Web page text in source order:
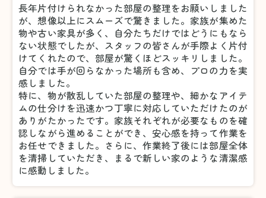
長年片付けられなかった部屋の整理をお願いしました
が、想像以上にスムーズで驚きました。家族が集めた
物や古い家具が多く、自分たちだけではどうにもなら
ない状態でしたが、スタッフの皆さんが手際よく片付
けてくれたので、部屋が驚くほどスッキリしました。
自分では手が回らなかった場所も含め、プロの力を実
感しました。
特に、物が散乱していた部屋の整理や、細かなアイテ
ムの仕分けを迅速かつ丁寧に対応していただけたのが
ありがたかったです。家族それぞれが必要なものを確
認しながら進めることができ、安心感を持って作業を
お任せできました。さらに、作業終了後には部屋全体
を清掃していただき、まるで新しい家のような清潔感
に感動しました。